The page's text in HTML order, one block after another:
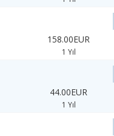
158.00EUR
1 Yıl
44.00EUR
1 Yıl